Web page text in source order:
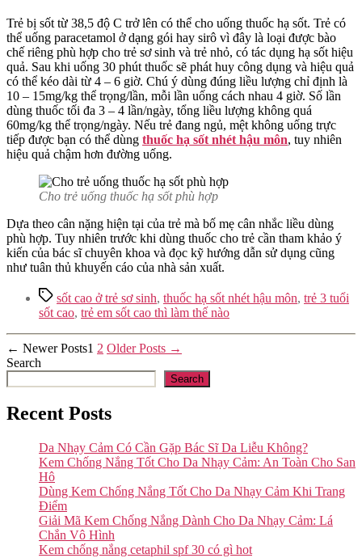
Trẻ bị sốt từ 38,5 độ C trở lên có thể cho uống thuốc hạ sốt. Trẻ có
thể uống paracetamol ở dạng gói hay sirô vì đây là loại được bào
chế riêng phù hợp cho trẻ sơ sinh và trẻ nhỏ, có tác dụng hạ sốt hiệu
quả. Sau khi uống 30 phút thuốc sẽ phát huy công dụng và hiệu quả
có thể kéo dài từ 4 – 6 giờ. Chú ý dùng đúng liều lượng chỉ định là
10 – 15mg/kg thể trọng/lần, mỗi lần uống cách nhau 4 giờ. Số lần
dùng thuốc tối đa 3 – 4 lần/ngày, tổng liều lượng không quá
60mg/kg thể trọng/ngày. Nếu trẻ đang ngủ, mệt không uống trực
tiếp được bạn có thể dùng thuốc hạ sốt nhét hậu môn, tuy nhiên
hiệu quả chậm hơn đường uống.
Cho trẻ uống thuốc hạ sốt phù hợp
Dựa theo cân nặng hiện tại của trẻ mà bố mẹ cân nhắc liều dùng
phù hợp. Tuy nhiên trước khi dùng thuốc cho trẻ cần tham khảo ý
kiến của bác sĩ chuyên khoa và đọc kỹ hướng dẫn sử dụng cũng
như tuân thủ khuyến cáo của nhà sản xuất.
Tagssốt cao ở trẻ sơ sinh, thuốc hạ sốt nhét hậu môn, trẻ 3 tuổi
sốt cao, trẻ em sốt cao thì làm thế nào
Posts
pagination
← NewerPosts1 2 OlderPosts →
Search
Search
Recent Posts
Da Nhạy Cảm Có Cần Gặp Bác Sĩ Da Liễu Không?
Kem Chống Nắng Tốt Cho Da Nhạy Cảm: An Toàn Cho San
Hô
Dùng Kem Chống Nắng Tốt Cho Da Nhạy Cảm Khi Trang
Điểm
Giải Mã Kem Chống Nắng Dành Cho Da Nhạy Cảm: Lá
Chắn Vô Hình
Kem chống nắng cetaphil spf 30 có gì hot